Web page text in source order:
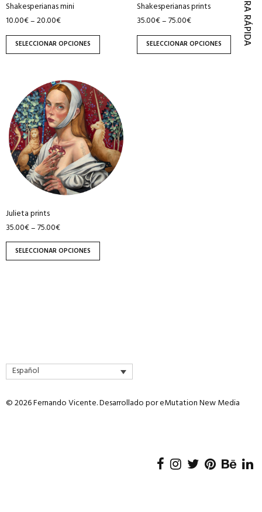
Shakesperianas mini
10.00€–20.00€
SELECCIONAR OPCIONES
elegir
en
la
página
producto
Shakesperianas prints
35.00€–75.00€
SELECCIONAR OPCIONES
elegir
en
la
página
Julieta prints
35.00€–75.00€
SELECCIONAR OPCIONES
producto
tiene
múltiples
variantes.
Las
opciones
elegir
en
la
página
Español
© 2026 Fernando Vicente. Desarrollado poreMutation New Media